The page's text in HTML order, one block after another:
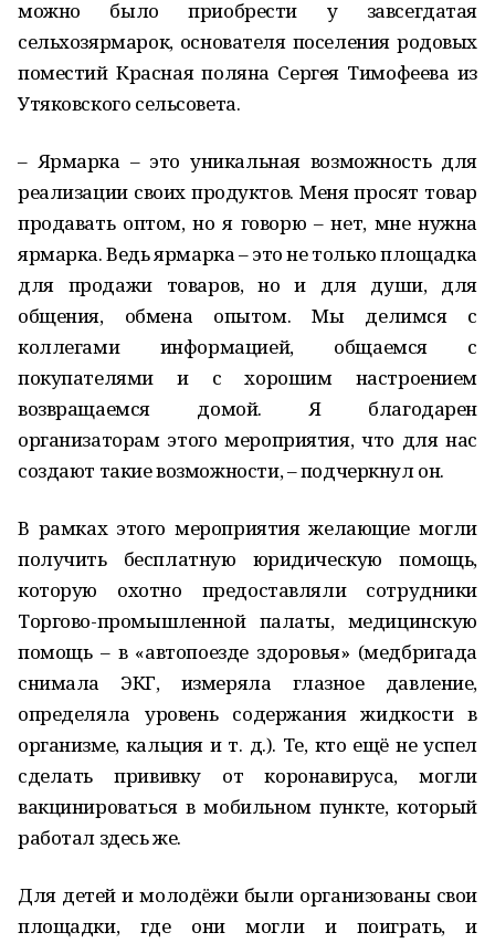
можно было приобрести у завсегдатая
сельхозярмарок, основателя поселения родовых
поместий Красная поляна Сергея Тимофеева из
Утяковского сельсовета.
– Ярмарка – это уникальная возможность для
реализации своих продуктов. Меня просят товар
продавать оптом, но я говорю – нет, мне нужна
ярмарка. Ведь ярмарка – это не только площадка
для продажи товаров, но и для души, для
общения, обмена опытом. Мы делимся с
коллегами информацией, общаемся с
покупателями и с хорошим настроением
возвращаемся домой. Я благодарен
организаторам этого мероприятия, что для нас
создают такие возможности, – подчеркнул он.
В рамках этого мероприятия желающие могли
получить бесплатную юридическую помощь,
которую охотно предоставляли сотрудники
Торгово-промышленной палаты, медицинскую
помощь – в «автопоезде здоровья» (медбригада
снимала ЭКГ, измеряла глазное давление,
определяла уровень содержания жидкости в
организме, кальция и т. д.). Те, кто ещё не успел
сделать прививку от коронавируса, могли
вакцинироваться в мобильном пункте, который
работал здесь же.
Для детей и молодёжи были организованы свои
площадки, где они могли и поиграть, и